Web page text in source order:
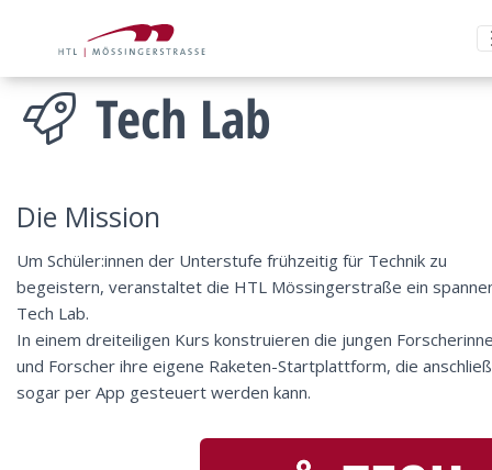
Tech Lab
Die Mission
Um Schüler:innen der Unterstufe frühzeitig für Technik zu
begeistern, veranstaltet die HTL Mössingerstraße ein
Tech Lab.
In einem dreiteiligen Kurs konstruieren die jungen
und Forscher ihre eigene Raketen-Startplattform, die
sogar per App gesteuert werden kann.